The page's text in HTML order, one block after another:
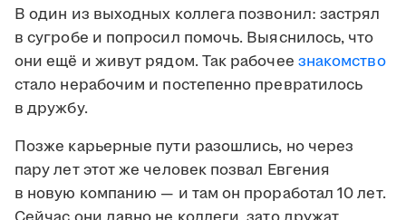
В один из выходных коллега позвонил: застрял
в сугробе и попросил помочь. Выяснилось, что
они ещё и живут рядом. Так рабочее знакомство
стало нерабочим и постепенно превратилось
в дружбу.
Позже карьерные пути разошлись, но через
пару лет этот же человек позвал Евгения
в новую компанию — и там он проработал 10 лет.